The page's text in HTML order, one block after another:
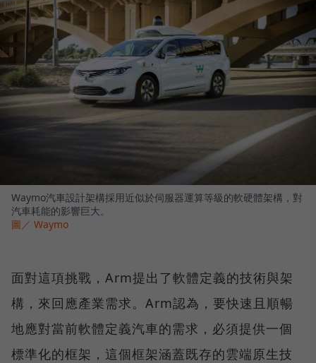
Waymo汽車設計架構採用近似於伺服器運算等級的軟硬體架構，對
汽車耗能的影響巨大。
圖／ Waymo
面對這項挑戰，Arm提出了軟體定義的技術與架
構，來回應產業需求。Arm認為，要快速且順暢
地應對當前軟體定義汽車的需求，必須提供一個
標準化的框架，這個框架涵蓋既存的雲端原生技